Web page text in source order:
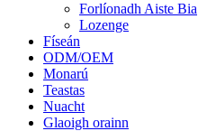
Forlíonadh Aiste Bia
Lozenge
Físeán
ODM/OEM
Monarú
Teastas
Nuacht
Glaoigh orainn